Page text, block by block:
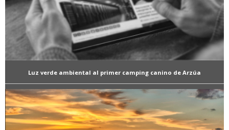
Luz verde ambiental al primer camping canino de Arzúa